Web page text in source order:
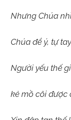
Nhưng Chúa
Chúa để ý, tự
Người yếu thế
kẻ mồ côi được